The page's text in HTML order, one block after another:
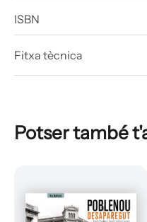
ISBN
Fitxa tècnica
Potser també